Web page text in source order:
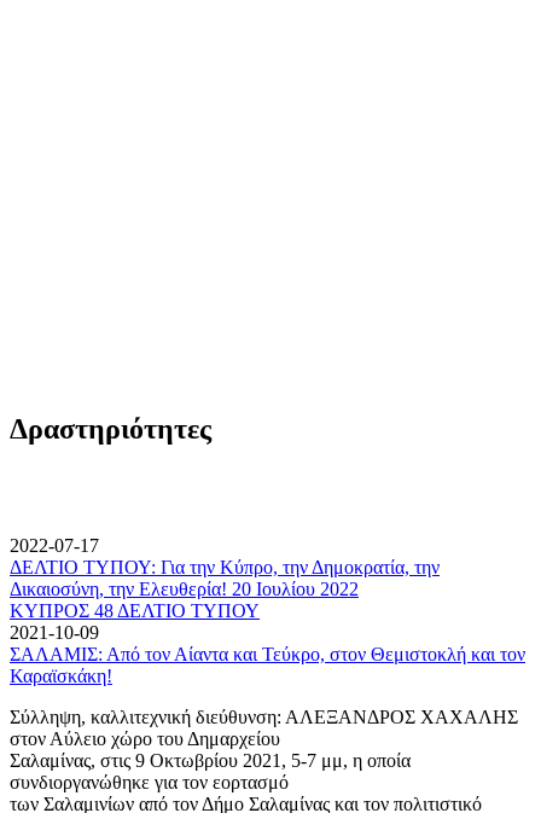
Δραστηριότητες
2022-07-17
ΔΕΛΤΙΟ ΤΥΠΟΥ: Για την Κύπρο, την Δημοκρατία, την
Δικαιοσύνη, την Ελευθερία! 20 Ιουλίου 2022
ΚΥΠΡΟΣ 48 ΔΕΛΤΙΟ ΤΥΠΟΥ
2021-10-09
ΣΑΛΑΜΙΣ: Από τον Αίαντα και Τεύκρο, στον Θεμιστοκλή και τον
Καραϊσκάκη!
Σύλληψη, καλλιτεχνική διεύθυνση: ΑΛΕΞΑΝΔΡΟΣ ΧΑΧΑΛΗΣ
στον Αύλειο χώρο του Δημαρχείου
Σαλαμίνας, στις 9 Οκτωβρίου 2021, 5-7 μμ, η οποία
συνδιοργανώθηκε για τον εορτασμό
των Σαλαμινίων από τον Δήμο Σαλαμίνας και τον πολιτιστικό